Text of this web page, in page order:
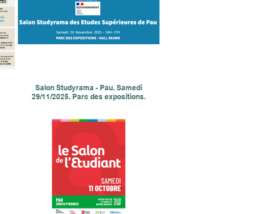
Salon Studyrama - Pau. Samedi
29/11/2025. Parc des expositions.